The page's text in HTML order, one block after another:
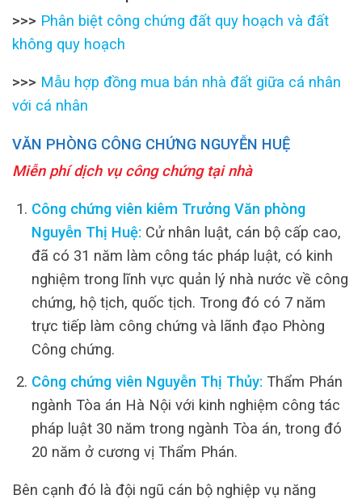
>>> Phân biệt công chứng đất quy hoạch và đất
không quy hoạch
>>> Mẫu hợp đồng mua bán nhà đất giữa cá nhân
với cá nhân
VĂN PHÒNG CÔNG CHỨNG NGUYỄN HUỆ
Miễn phí dịch vụ công chứng tại nhà
Công chứng viên kiêm Trưởng Văn phòng
Nguyễn Thị Huệ: Cử nhân luật, cán bộ cấp cao,
đã có 31 năm làm công tác pháp luật, có kinh
nghiệm trong lĩnh vực quản lý nhà nước về công
chứng, hộ tịch, quốc tịch. Trong đó có 7 năm
trực tiếp làm công chứng và lãnh đạo Phòng
Công chứng.
Công chứng viên Nguyễn Thị Thủy: Thẩm Phán
ngành Tòa án Hà Nội với kinh nghiệm công tác
pháp luật 30 năm trong ngành Tòa án, trong đó
20 năm ở cương vị Thẩm Phán.
Bên cạnh đó là đội ngũ cán bộ nghiệp vụ năng